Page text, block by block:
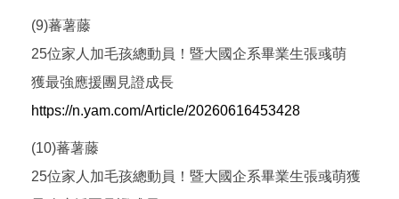
(9)蕃薯藤
25位家人加毛孩總動員！暨大國企系畢業生張彧萌
獲最強應援團見證成長
https://n.yam.com/Article/20260616453428
(10)蕃薯藤
25位家人加毛孩總動員！暨大國企系畢業生張彧萌獲